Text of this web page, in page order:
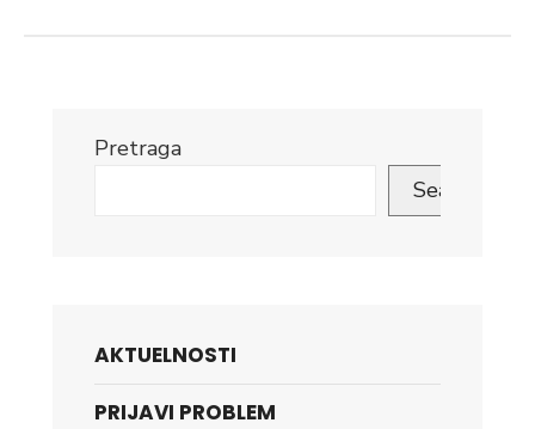
Pretraga
Search
AKTUELNOSTI
PRIJAVI PROBLEM